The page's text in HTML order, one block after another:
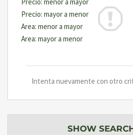
Intenta nuevamente con otro
SHOW